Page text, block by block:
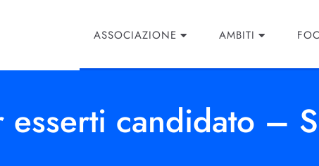
ASSOCIAZIONE AMBITI
esserti candidato –